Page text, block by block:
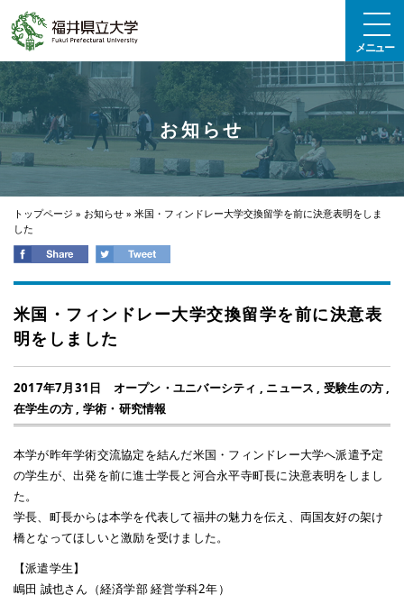
メニュー
お知らせ
トップページ » お知らせ » 米国・フィンドレー大学交換留学を前に決意表明をしま
した
米国・フィンドレー大学交換留学を前に決意表
明をしました
2017年7月31日 オープン・ユニバーシティ , ニュース , 受験生の方 ,
在学生の方 , 学術・研究情報
本学が昨年学術交流協定を結んだ米国・フィンドレー大学へ派遣予定
の学生が、出発を前に進士学長と河合永平寺町長に決意表明をしまし
た。
学長、町長からは本学を代表して福井の魅力を伝え、両国友好の架け
橋となってほしいと激励を受けました。
【派遣学生】
嶋田 誠也さん（経済学部 経営学科2年）